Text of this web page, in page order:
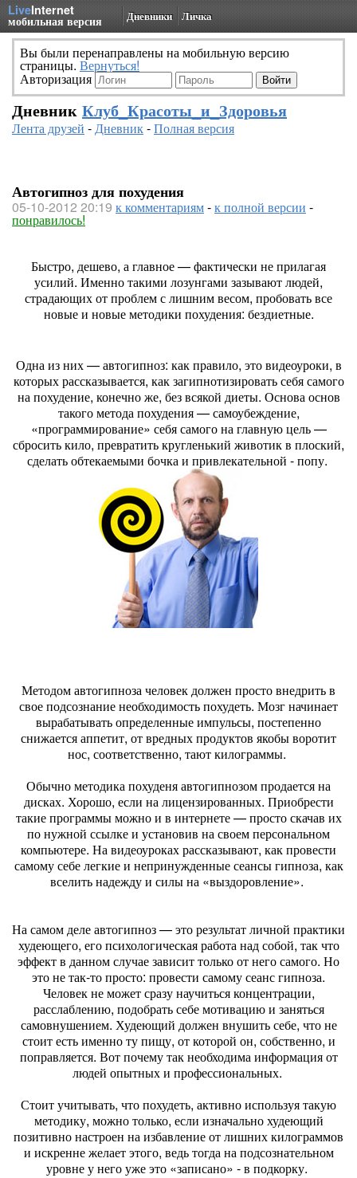
LiveInternet
мобильная версия Дневники Личка
Вы были перенаправлены на мобильную версию
страницы. Вернуться!
Авторизация
Дневник Клуб_Красоты_и_Здоровья
Лента друзей -Дневник-Полная версия
Автогипноз для похудения
05-10-2012 20:19 к комментариям-к полной версии -
понравилось!
Быстро, дешево, а главное — фактически не прилагая
усилий. Именно такими лозунгами зазывают людей,
страдающих от проблем с лишним весом, пробовать все
новые и новые методики похудения: бездиетные.
Одна из них — автогипноз: как правило, это видеоуроки, в
которых рассказывается, как загипнотизировать себя самого
на похудение, конечно же, без всякой диеты. Основа основ
такого метода похудения — самоубеждение,
«программирование» себя самого на главную цель —
сбросить кило, превратить кругленький животик в плоский,
сделать обтекаемыми бочка и привлекательной - попу.
Методом автогипноза человек должен просто внедрить в
свое подсознание необходимость похудеть. Мозг начинает
вырабатывать определенные импульсы, постепенно
снижается аппетит, от вредных продуктов якобы воротит
нос, соответственно, тают килограммы.
Обычно методика похуденя автогипнозом продается на
дисках. Хорошо, если на лицензированных. Приобрести
такие программы можно и в интернете — просто скачав их
по нужной ссылке и установив на своем персональном
компьютере. На видеоуроках рассказывают, как провести
самому себе легкие и непринужденные сеансы гипноза, как
вселить надежду и силы на «выздоровление».
На самом деле автогипноз — это результат личной практики
худеющего, его психологическая работа над собой, так что
эффект в данном случае зависит только от него самого. Но
это не так-то просто: провести самому сеанс гипноза.
Человек не может сразу научиться концентрации,
расслаблению, подобрать себе мотивацию и заняться
самовнушением. Худеющий должен внушить себе, что не
стоит есть именно ту пищу, от которой он, собственно, и
поправляется. Вот почему так необходима информация от
людей опытных и профессиональных.
Стоит учитывать, что похудеть, активно используя такую
методику, можно только, если изначально худеющий
позитивно настроен на избавление от лишних килограммов
и искренне желает этого, ведь тогда на подсознательном
уровне у него уже это «записано» - в подкорку.